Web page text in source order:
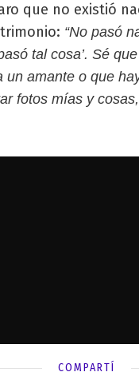
que no existió
“No pasó
tal cosa’. Sé
un amante o que
fotos mías y
COMPARTÍ